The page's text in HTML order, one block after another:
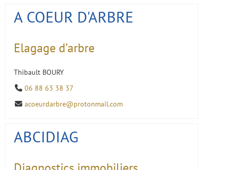
A COEUR D'ARBRE
Elagage d’arbre
Thibault BOURY
06 88 63 38 37
acoeurdarbre@protonmail.com
ABCIDIAG